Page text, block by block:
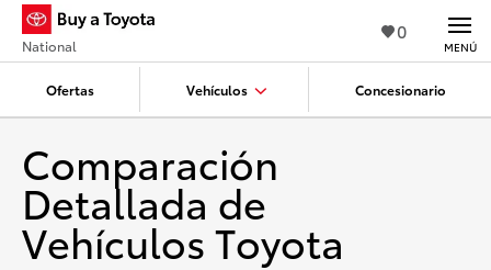
0
Ofertas Vehículos Concesionario
National MENÚ
Comparación
Detallada de
Vehículos Toyota